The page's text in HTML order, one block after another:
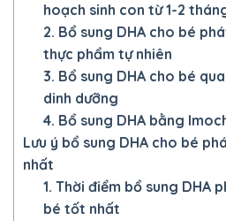
hoạch sinh con từ 1-2
2. Bổ sung DHA cho bé
thực phẩm tự nhiên
3. Bổ sung DHA cho bé
dinh dưỡng
4. Bổ sung DHA bằng
Lưu ý bổ sung DHA cho bé
nhất
1. Thời điểm bổ sung DHA
bé tốt nhất